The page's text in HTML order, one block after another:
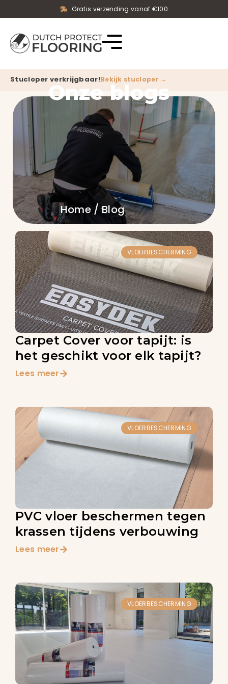
Gratis verzending vanaf €100
Stucloper verkrijgbaar!Bekijk stucloper →
Home / Blog
Onze blogs
VLOERBESCHERMING
Carpet Cover voor tapijt: is
het geschikt voor elk tapijt?
Lees meer
VLOERBESCHERMING
PVC vloer beschermen tegen
krassen tijdens verbouwing
Lees meer
VLOERBESCHERMING